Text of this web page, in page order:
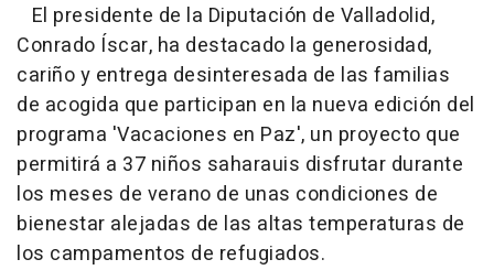
El presidente de la Diputación de Valladolid,
Conrado Íscar, ha destacado la generosidad,
cariño y entrega desinteresada de las familias
de acogida que participan en la nueva edición del
programa 'Vacaciones en Paz', un proyecto que
permitirá a 37 niños saharauis disfrutar durante
los meses de verano de unas condiciones de
bienestar alejadas de las altas temperaturas de
los campamentos de refugiados.